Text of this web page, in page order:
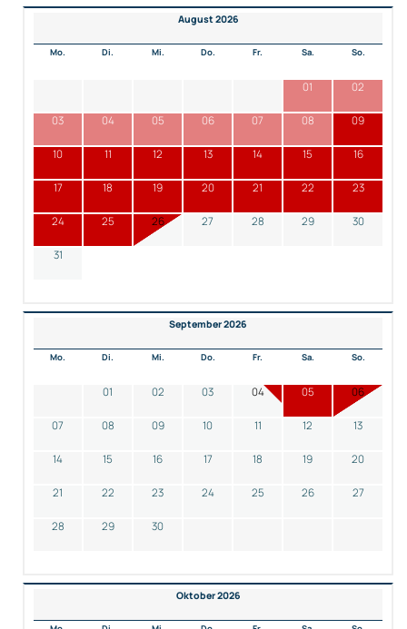
August 2026
Mo. Di. Mi. Do. Fr. Sa. So.
01 02
03 04 05 06 07 08 09
10 11 12 13 14 15 16
17 18 19 20 21 22 23
24 25 26 27 28 29 30
31
September 2026
Mo. Di. Mi. Do. Fr. Sa. So.
01 02 03 04 05 06
07 08 09 10 11 12 13
14 15 16 17 18 19 20
21 22 23 24 25 26 27
28 29 30
Oktober 2026